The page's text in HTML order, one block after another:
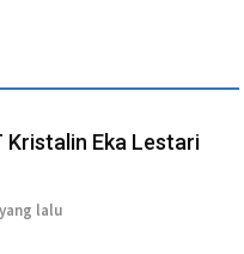
Kristalin Eka Lestari
lalu